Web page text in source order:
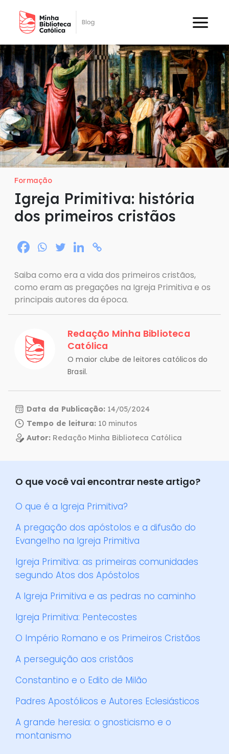
Formação
Igreja Primitiva: história
dos primeiros cristãos
Saiba como era a vida dos primeiros cristãos,
como eram as pregações na Igreja Primitiva e os
principais autores da época.
Redação Minha Biblioteca
Católica
O maior clube de leitores católicos do
Brasil.
Data da Publicação: 14/05/2024
Tempo de leitura:
Autor: Redação Minha Biblioteca Católica
O que você vai encontrar neste artigo?
O que é a Igreja Primitiva?
A pregação dos apóstolos e a difusão do
Evangelho na Igreja Primitiva
Igreja Primitiva: as primeiras comunidades
segundo Atos dos Apóstolos
A Igreja Primitiva e as pedras no caminho
Igreja Primitiva: Pentecostes
O Império Romano e os Primeiros Cristãos
A perseguição aos cristãos
Constantino e o Edito de Milão
Padres Apostólicos e Autores Eclesiásticos
A grande heresia: o gnosticismo e o
montanismo